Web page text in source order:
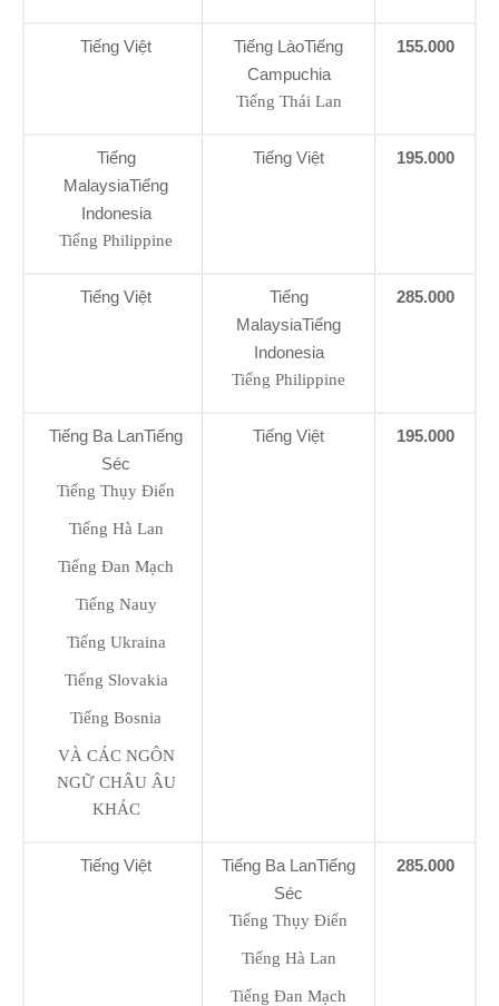
Tiếng Việt
Tiếng LàoTiếng
Campuchia
Tiếng Thái Lan
155.000
Tiếng
MalaysiaTiếng
Indonesia
Tiếng Philippine
Tiếng Việt 195.000
Tiếng Việt
Tiếng
MalaysiaTiếng
Indonesia
Tiếng Philippine
285.000
Tiếng Ba LanTiếng
Séc
Tiếng Thụy Điển
Tiếng Hà Lan
Tiếng Đan Mạch
Tiếng Nauy
Tiếng Ukraina
Tiếng Slovakia
Tiếng Bosnia
VÀ CÁC NGÔN
NGỮ CHÂU ÂU
KHÁC
Tiếng Việt 195.000
Tiếng Việt
Tiếng Ba LanTiếng
Séc
Tiếng Thụy Điển
Tiếng Hà Lan
Tiếng Đan Mạch
285.000